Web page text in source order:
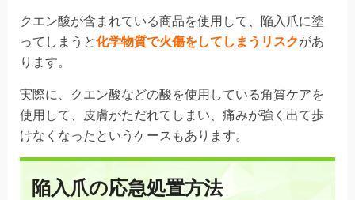
クエン酸が含まれている商品を使用して、陥入爪に塗
ってしまうと化学物質で火傷をしてしまうリスクがあ
ります。
実際に、クエン酸などの酸を使用している角質ケアを
使用して、皮膚がただれてしまい、 痛みが強く出て歩
けなくなったというケースもあります。
陥入爪の応急処置方法